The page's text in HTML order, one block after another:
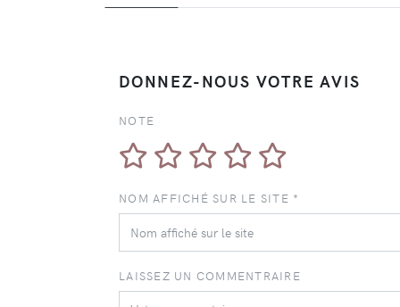
DONNEZ-NOUS VOTRE AVIS
NOTE
NOM AFFICHÉ SUR LE SITE *
LAISSEZ UN COMMENTRAIRE